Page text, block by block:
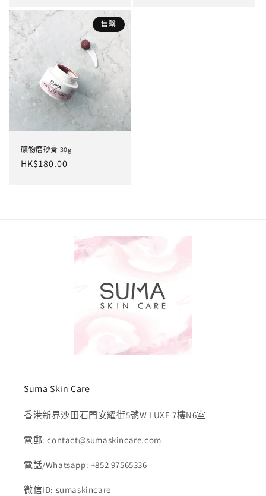
售罄
礦物磨砂膏 30g
定
HK$180.00
Suma Skin Care
香港新界沙田石門安耀街5號W LUXE 7樓N6室
電郵: contact@sumaskincare.com
電話/Whatsapp: +852 97565336
微信ID: sumaskincare